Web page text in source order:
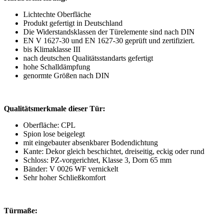
Lichtechte Oberfläche
Produkt gefertigt in Deutschland
Die Widerstandsklassen der Türelemente sind nach DIN
EN V 1627-30 und EN 1627-30 geprüft und zertifiziert.
bis Klimaklasse III
nach deutschen Qualitätsstandarts gefertigt
hohe Schalldämpfung
genormte Größen nach DIN
Qualitätsmerkmale dieser Tür:
Oberfläche: CPL
Spion lose beigelegt
mit eingebauter absenkbarer Bodendichtung
Kante: Dekor gleich beschichtet, dreiseitig, eckig oder rund
Schloss: PZ-vorgerichtet, Klasse 3, Dorn 65 mm
Bänder: V 0026 WF vernickelt
Sehr hoher Schließkomfort
Türmaße: